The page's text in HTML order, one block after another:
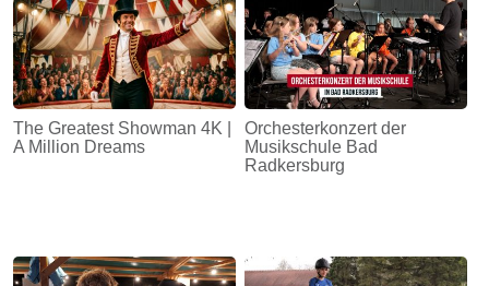
The Greatest Showman 4K |
A Million Dreams
Orchesterkonzert der
Musikschule Bad
Radkersburg